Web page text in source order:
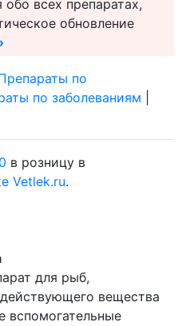
всех препаратах,
обновление
по
по заболеваниям
в розницу в
Vetlek.ru.
для рыб,
вещества
вспомогательные